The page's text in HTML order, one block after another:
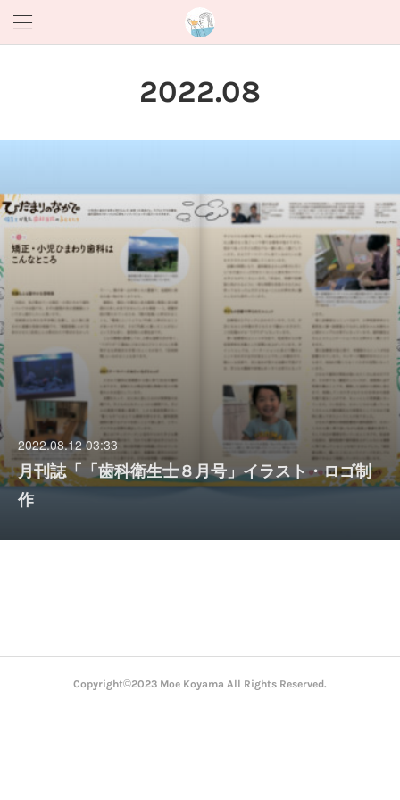
2022.08
2022.08.12 03:33
月刊誌「「歯科衛生士８月号」イラスト・ロゴ制
作
Copyright©2023 Moe Koyama All Rights Reserved.